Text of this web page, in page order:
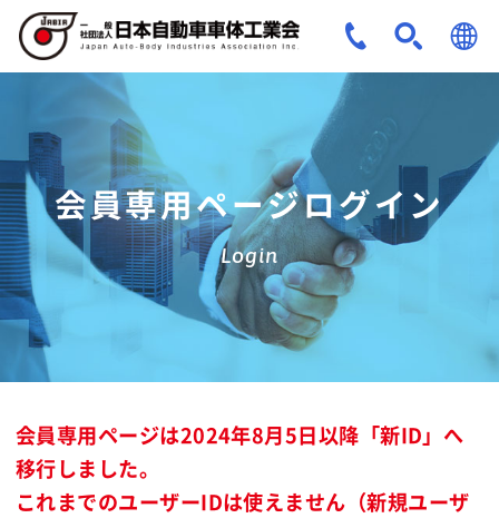
ENG
会員専用ページログイン
Login
会員専用ページは2024年8月5日以降「新ID」へ
移行しました。
これまでのユーザーIDは使えません（新規ユーザ